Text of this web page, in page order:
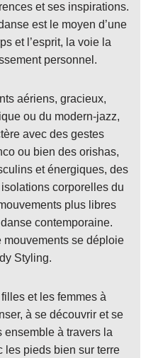
et ses inspirations.
est le moyen d’une
et l’esprit, la voie la
personnel.
aériens, gracieux,
ou du modern-jazz,
avec des gestes
ou bien des orishas,
et énergiques, des
corporelles du
plus libres
contemporaine.
mouvements se déploie
Styling.
et les femmes à
à se découvrir et se
ensemble à travers la
les pieds bien sur terre